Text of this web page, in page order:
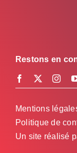
Restons en
Mentions
Politique de
Un site réalisé